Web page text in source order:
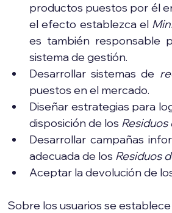
productos puestos por él
el efecto establezca el
es también responsable
sistema de gestión.
Desarrollar sistemas de
puestos en el mercado.
Diseñar estrategias para
disposición de los
Desarrollar campañas
adecuada de los Residuos
Aceptar la devolución de
Sobre los usuarios se